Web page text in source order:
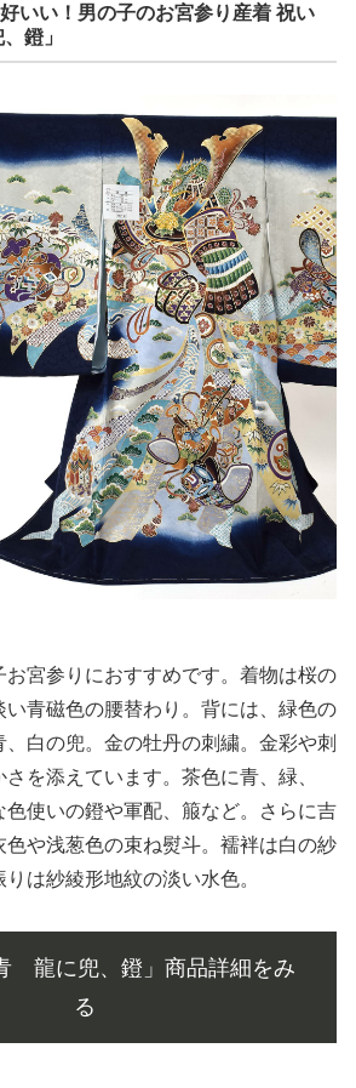
いい！男の子のお宮参り産着 祝い
鐙」
お宮参りにおすすめです。着物は桜の
い青磁色の腰替わり。背には、緑色の
白の兜。金の牡丹の刺繍。金彩や刺
を添えています。茶色に青、緑、
色使いの鐙や軍配、箙など。さらに吉
色や浅葱色の束ね熨斗。襦袢は白の紗
は紗綾形地紋の淡い水色。
龍に兜、鐙」商品詳細をみ
る